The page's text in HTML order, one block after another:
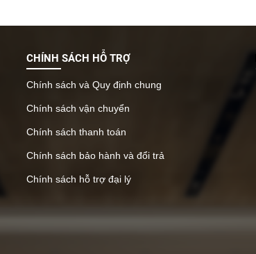
CHÍNH SÁCH HỖ TRỢ
Chính sách và Quy định chung
Chính sách vận chuyển
Chính sách thanh toán
Chính sách bảo hành và đổi trả
Chính sách hỗ trợ đại lý